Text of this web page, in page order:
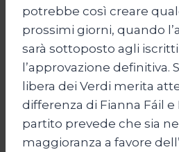
potrebbe così creare
prossimi giorni, quando
sarà sottoposto agli
l’approvazione definitiva.
libera dei Verdi merita
differenza di Fianna Fáil e
partito prevede che sia
maggioranza a favore